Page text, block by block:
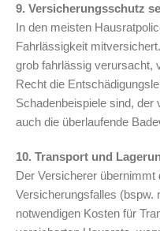
9. Versicherungsschutz
In den meisten
Fahrlässigkeit
grob fahrlässig verursacht,
Recht die
Schadenbeispiele sind,
auch die überlaufende
10. Transport und
Der Versicherer übernimmt
Versicherungsfalles (bspw.
notwendigen Kosten für